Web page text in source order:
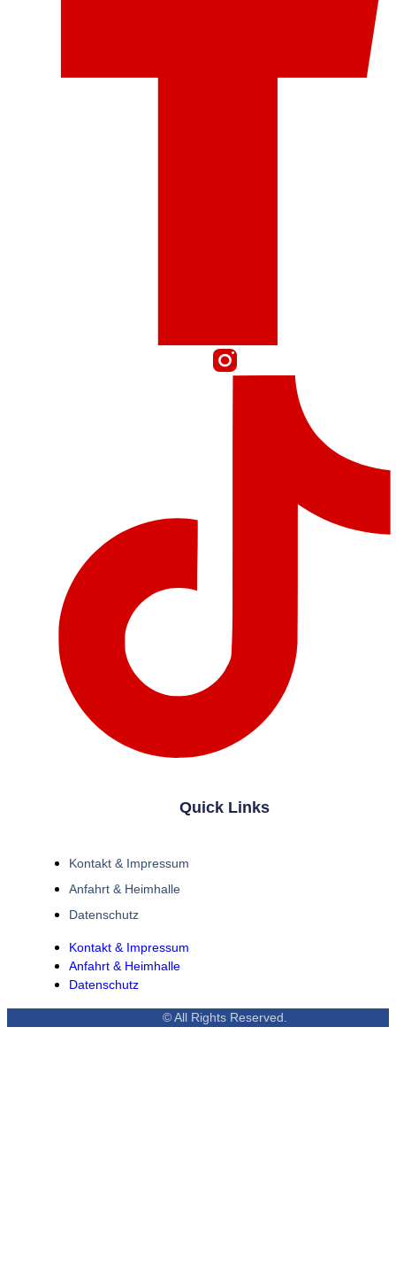
Quick Links
Kontakt & Impressum
Anfahrt & Heimhalle
Datenschutz
Kontakt & Impressum
Anfahrt & Heimhalle
Datenschutz
© All Rights Reserved.